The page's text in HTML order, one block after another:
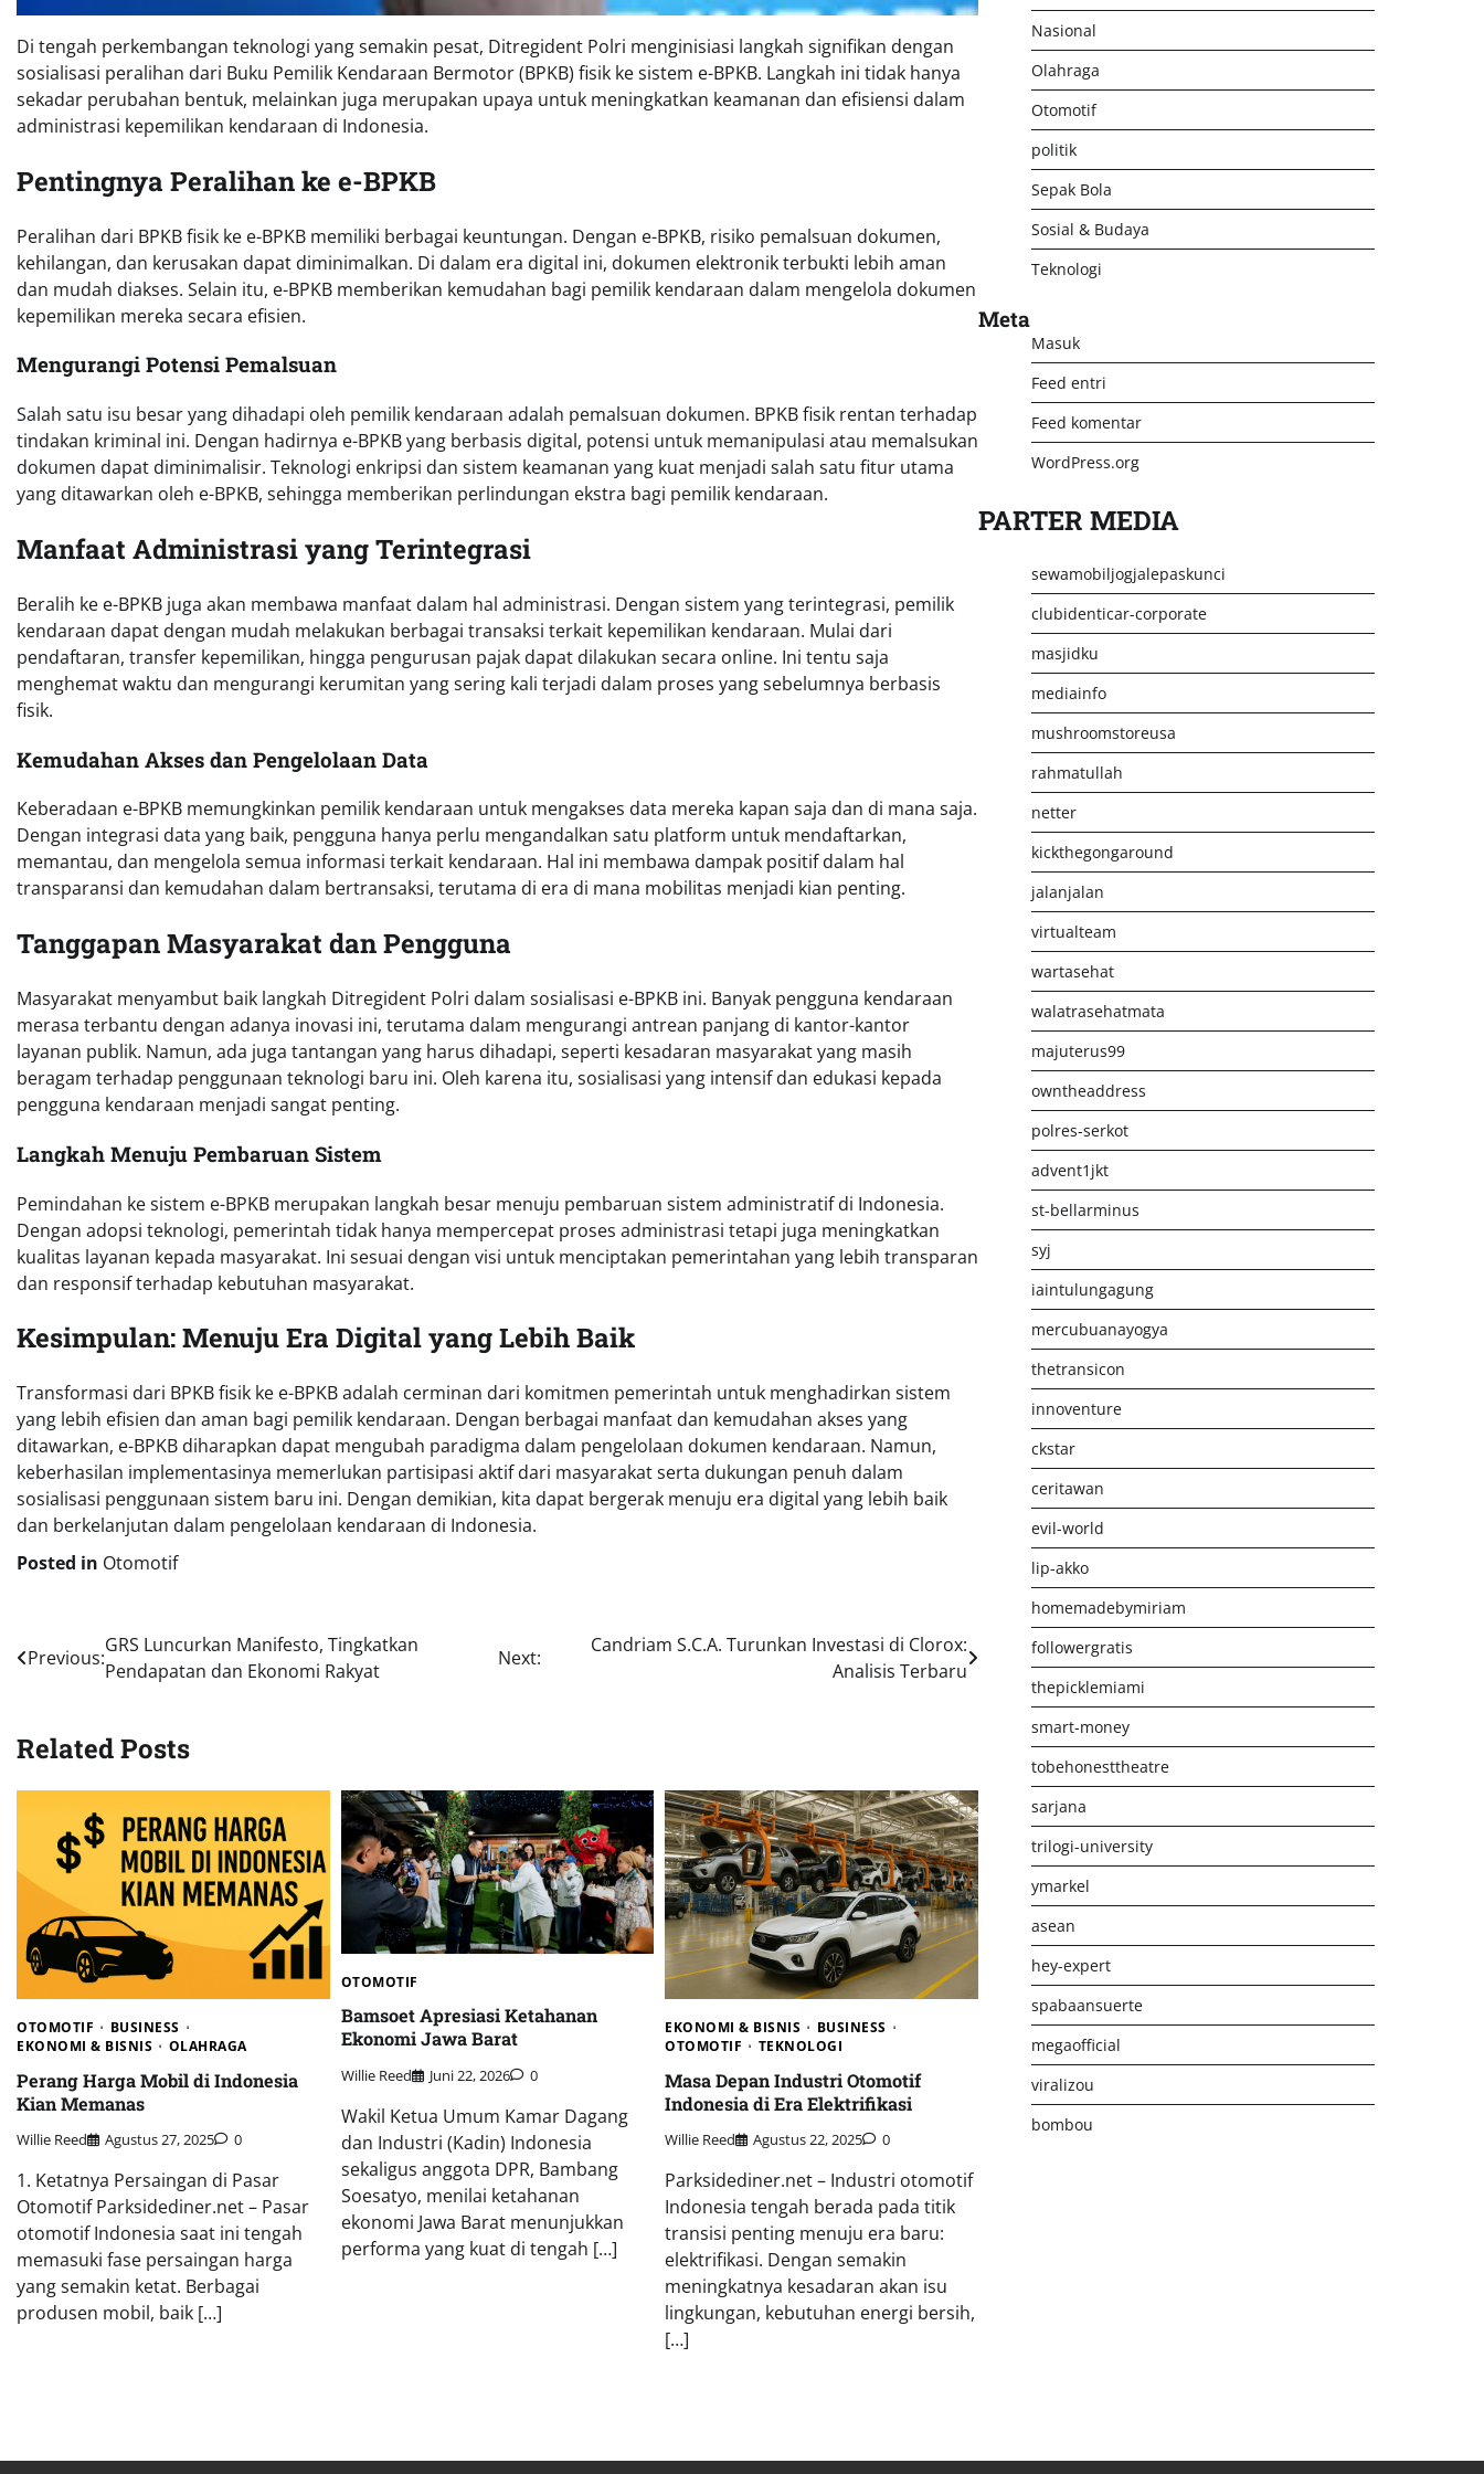
Di tengah perkembangan teknologi yang semakin pesat, Ditregident Polri menginisiasi langkah signifikan dengan
sosialisasi peralihan dari Buku Pemilik Kendaraan Bermotor (BPKB) fisik ke sistem e-BPKB. Langkah ini tidak hanya
sekadar perubahan bentuk, melainkan juga merupakan upaya untuk meningkatkan keamanan dan efisiensi dalam
administrasi kepemilikan kendaraan di Indonesia.
Pentingnya Peralihan ke e-BPKB
Peralihan dari BPKB fisik ke e-BPKB memiliki berbagai keuntungan. Dengan e-BPKB, risiko pemalsuan dokumen,
kehilangan, dan kerusakan dapat diminimalkan. Di dalam era digital ini, dokumen elektronik terbukti lebih aman
dan mudah diakses. Selain itu, e-BPKB memberikan kemudahan bagi pemilik kendaraan dalam mengelola dokumen
kepemilikan mereka secara efisien.
Mengurangi Potensi Pemalsuan
Salah satu isu besar yang dihadapi oleh pemilik kendaraan adalah pemalsuan dokumen. BPKB fisik rentan terhadap
tindakan kriminal ini. Dengan hadirnya e-BPKB yang berbasis digital, potensi untuk memanipulasi atau memalsukan
dokumen dapat diminimalisir. Teknologi enkripsi dan sistem keamanan yang kuat menjadi salah satu fitur utama
yang ditawarkan oleh e-BPKB, sehingga memberikan perlindungan ekstra bagi pemilik kendaraan.
Manfaat Administrasi yang Terintegrasi
Beralih ke e-BPKB juga akan membawa manfaat dalam hal administrasi. Dengan sistem yang terintegrasi, pemilik
kendaraan dapat dengan mudah melakukan berbagai transaksi terkait kepemilikan kendaraan. Mulai dari
pendaftaran, transfer kepemilikan, hingga pengurusan pajak dapat dilakukan secara online. Ini tentu saja
menghemat waktu dan mengurangi kerumitan yang sering kali terjadi dalam proses yang sebelumnya berbasis
fisik.
Kemudahan Akses dan Pengelolaan Data
Keberadaan e-BPKB memungkinkan pemilik kendaraan untuk mengakses data mereka kapan saja dan di mana saja.
Dengan integrasi data yang baik, pengguna hanya perlu mengandalkan satu platform untuk mendaftarkan,
memantau, dan mengelola semua informasi terkait kendaraan. Hal ini membawa dampak positif dalam hal
transparansi dan kemudahan dalam bertransaksi, terutama di era di mana mobilitas menjadi kian penting.
Tanggapan Masyarakat dan Pengguna
Masyarakat menyambut baik langkah Ditregident Polri dalam sosialisasi e-BPKB ini. Banyak pengguna kendaraan
merasa terbantu dengan adanya inovasi ini, terutama dalam mengurangi antrean panjang di kantor-kantor
layanan publik. Namun, ada juga tantangan yang harus dihadapi, seperti kesadaran masyarakat yang masih
beragam terhadap penggunaan teknologi baru ini. Oleh karena itu, sosialisasi yang intensif dan edukasi kepada
pengguna kendaraan menjadi sangat penting.
Langkah Menuju Pembaruan Sistem
Pemindahan ke sistem e-BPKB merupakan langkah besar menuju pembaruan sistem administratif di Indonesia.
Dengan adopsi teknologi, pemerintah tidak hanya mempercepat proses administrasi tetapi juga meningkatkan
kualitas layanan kepada masyarakat. Ini sesuai dengan visi untuk menciptakan pemerintahan yang lebih transparan
dan responsif terhadap kebutuhan masyarakat.
Kesimpulan: Menuju Era Digital yang Lebih Baik
Transformasi dari BPKB fisik ke e-BPKB adalah cerminan dari komitmen pemerintah untuk menghadirkan sistem
yang lebih efisien dan aman bagi pemilik kendaraan. Dengan berbagai manfaat dan kemudahan akses yang
ditawarkan, e-BPKB diharapkan dapat mengubah paradigma dalam pengelolaan dokumen kendaraan. Namun,
keberhasilan implementasinya memerlukan partisipasi aktif dari masyarakat serta dukungan penuh dalam
sosialisasi penggunaan sistem baru ini. Dengan demikian, kita dapat bergerak menuju era digital yang lebih baik
dan berkelanjutan dalam pengelolaan kendaraan di Indonesia.
Posted in Otomotif
Navigasi
Previous:
GRS Luncurkan Manifesto, Tingkatkan
Pendapatan dan Ekonomi Rakyat
Next:
Candriam S.C.A. Turunkan Investasi di Clorox:
Analisis Terbaru
Related Posts
OTOMOTIF
BUSINESS
EKONOMI & BISNIS
OLAHRAGA
Perang Harga Mobil di Indonesia
Kian Memanas
Willie Reed Agustus 27, 2025 0
1. Ketatnya Persaingan di Pasar
Otomotif Parksidediner.net – Pasar
otomotif Indonesia saat ini tengah
memasuki fase persaingan harga
yang semakin ketat. Berbagai
produsen mobil, baik […]
OTOMOTIF
Bamsoet Apresiasi Ketahanan
Ekonomi Jawa Barat
Willie Reed Juni 22, 2026 0
Wakil Ketua Umum Kamar Dagang
dan Industri (Kadin) Indonesia
sekaligus anggota DPR, Bambang
Soesatyo, menilai ketahanan
ekonomi Jawa Barat menunjukkan
performa yang kuat di tengah […]
EKONOMI & BISNIS
BUSINESS
OTOMOTIF
TEKNOLOGI
Masa Depan Industri Otomotif
Indonesia di Era Elektrifikasi
Willie Reed Agustus 22, 2025 0
Parksidediner.net – Industri otomotif
Indonesia tengah berada pada titik
transisi penting menuju era baru:
elektrifikasi. Dengan semakin
meningkatnya kesadaran akan isu
lingkungan, kebutuhan energi bersih,
[…]
Nasional
Olahraga
Otomotif
politik
Sepak Bola
Sosial & Budaya
Teknologi
Meta
Masuk
Feed entri
Feed komentar
WordPress.org
PARTER MEDIA
sewamobiljogjalepaskunci
clubidenticar-corporate
masjidku
mediainfo
mushroomstoreusa
rahmatullah
netter
kickthegongaround
jalanjalan
virtualteam
wartasehat
walatrasehatmata
majuterus99
owntheaddress
polres-serkot
advent1jkt
st-bellarminus
syj
iaintulungagung
mercubuanayogya
thetransicon
innoventure
ckstar
ceritawan
evil-world
lip-akko
homemadebymiriam
followergratis
thepicklemiami
smart-money
tobehonesttheatre
sarjana
trilogi-university
ymarkel
asean
hey-expert
spabaansuerte
megaofficial
viralizou
bombou